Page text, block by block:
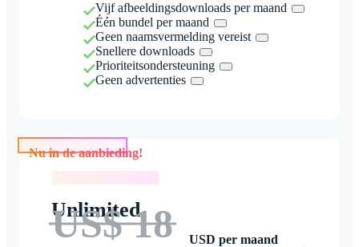
Vijf afbeeldingsdownloads per maand
Één bundel per maand
Geen naamsvermelding vereist
Snellere downloads
Prioriteitsondersteuning
Geen advertenties
Nu in de aanbieding!
Unlimited
US$ 18
USD per maand